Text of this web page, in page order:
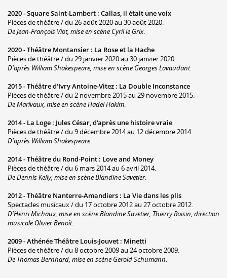
2020 -Square Saint-Lambert : Callas, il était une voix
Pièces de théâtre / du 26 août 2020 au 30 août 2020.
De Jean-François Viot, mise en scène Cyril le Grix.
2020 -Théâtre Montansier : La Rose et la Hache
Pièces de théâtre / du 29 janvier 2020 au 30 janvier 2020.
D'après William Shakespeare, mise en scène Georges Lavaudant.
2015 -Théâtre d'Ivry Antoine-Vitez : La Double Inconstance
Pièces de théâtre / du 2 novembre 2015 au 29 novembre 2015.
De Marivaux, mise en scène Hadel Hakim.
2014 - La Loge : Jules César, d'après une histoire vraie
Pièces de théâtre / du 9 décembre 2014 au 12 décembre 2014.
D'après William Shakespeare.
2014 -Théâtre du Rond-Point : Love and Money
Pièces de théâtre / du 6 mars 2014 au 6 avril 2014.
De Dennis Kelly, mise en scène Blandine Savetier.
2012 -Théâtre Nanterre-Amandiers : La Vie dans les plis
Spectacles musicaux / du 17 octobre 2012 au 27 octobre 2012.
D'Henri Michaux, mise en scène Blandine Savetier, Thierry Roisin, direction
musicale Olivier Benoît.
2009 -Athénée Théâtre Louis-Jouvet : Minetti
Pièces de théâtre / du 8 octobre 2009 au 24 octobre 2009.
De Thomas Bernhard, mise en scène Gerold Schumann.